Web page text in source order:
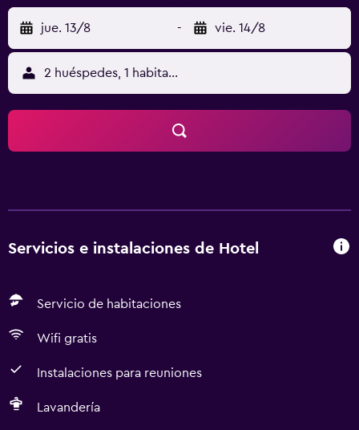
jue. 13/8 - vie. 14/8
2 huéspedes, 1 habitación
Servicios e instalaciones de Hotel
Servicio de habitaciones
Wifi gratis
Instalaciones para reuniones
Lavandería